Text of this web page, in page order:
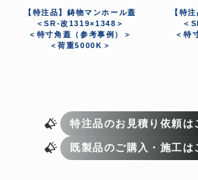
【特注品】鋳物マンホール蓋
＜SR-改1319×1348＞
＜特寸角蓋（参考事例）＞
＜荷重5000K＞
【特
＜
＜特
特注品のお見積り依頼は
既製品のご購入・施工は